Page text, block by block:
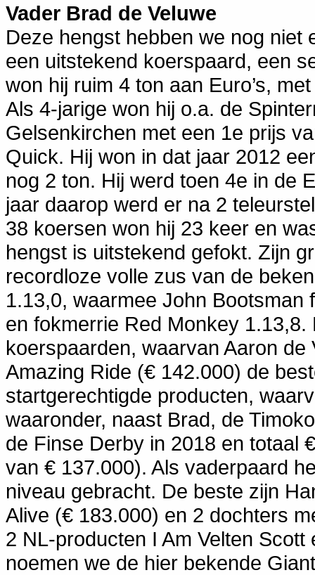
Vader Brad de Veluwe
Deze hengst hebben we nog niet
een uitstekend koerspaard, een
won hij ruim 4 ton aan Euro’s,
Als 4-jarige won hij o.a. de
Gelsenkirchen met een 1e prijs
Quick. Hij won in dat jaar 2012
nog 2 ton. Hij werd toen 4e in de
jaar daarop werd er na 2
38 koersen won hij 23 keer en
hengst is uitstekend gefokt. Zijn
recordloze volle zus van de
1.13,0, waarmee John
en fokmerrie Red Monkey
koerspaarden, waarvan Aaron de
Amazing Ride (€ 142.000) de
startgerechtigde producten,
waaronder, naast Brad, de
de Finse Derby in 2018 en totaal
van € 137.000). Als vaderpaard
niveau gebracht. De beste zijn
Alive (€ 183.000) en 2 dochters
2 NL-producten I Am Velten
noemen we de hier bekende